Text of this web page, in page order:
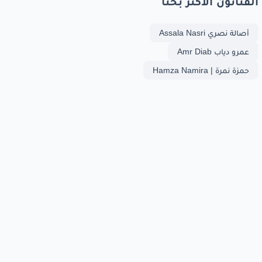
أصالة نصري Assala Nasri
عمرو دياب Amr Diab
حمزة نمرة | Hamza Namira